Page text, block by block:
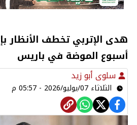
هدى الإتربي تخطف الأنظار
أسبوع الموضة في باريس
سلوى أبو زيد
الثلاثاء 07/يوليو/2026 - 05:57 م